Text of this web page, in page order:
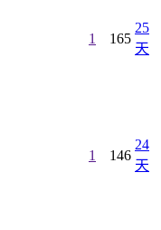
1 165
25
天
1 146
24
天